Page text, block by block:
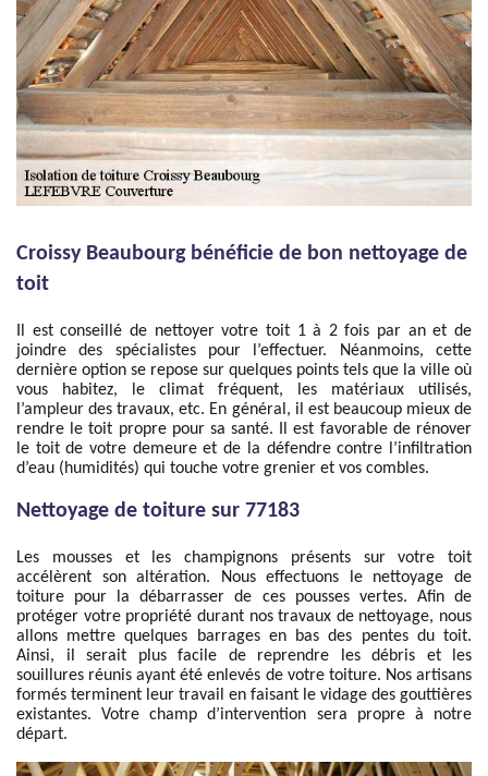
Croissy Beaubourg bénéficie de bon nettoyage de
toit
Il est conseillé de nettoyer votre toit 1 à 2 fois par an et de
joindre des spécialistes pour l’effectuer. Néanmoins, cette
dernière option se repose sur quelques points tels que la ville où
vous habitez, le climat fréquent, les matériaux utilisés,
l’ampleur des travaux, etc. En général, il est beaucoup mieux de
rendre le toit propre pour sa santé. Il est favorable de rénover
le toit de votre demeure et de la défendre contre l’infiltration
d’eau (humidités) qui touche votre grenier et vos combles.
Nettoyage de toiture sur 77183
Les mousses et les champignons présents sur votre toit
accélèrent son altération. Nous effectuons le nettoyage de
toiture pour la débarrasser de ces pousses vertes. Afin de
protéger votre propriété durant nos travaux de nettoyage, nous
allons mettre quelques barrages en bas des pentes du toit.
Ainsi, il serait plus facile de reprendre les débris et les
souillures réunis ayant été enlevés de votre toiture. Nos artisans
formés terminent leur travail en faisant le vidage des gouttières
existantes. Votre champ d’intervention sera propre à notre
départ.